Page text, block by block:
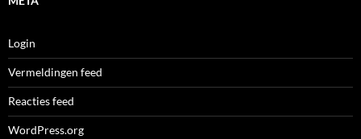
Login
Vermeldingen feed
Reacties feed
WordPress.org